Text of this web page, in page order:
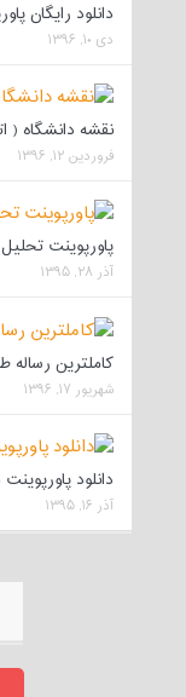
دانلود رایگان
دی ۱۰, ۱۳۹۶
نقشه دانشگاه
فروردین ۱۲, ۱۳۹۶
پاورپوینت
آذر ۲۸, ۱۳۹۵
کاملترین رساله
شهریور ۱۷, ۱۳۹۶
دانلود
آذر ۱۶, ۱۳۹۵